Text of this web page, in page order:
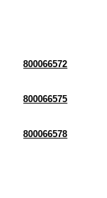
800066572
800066575
800066578